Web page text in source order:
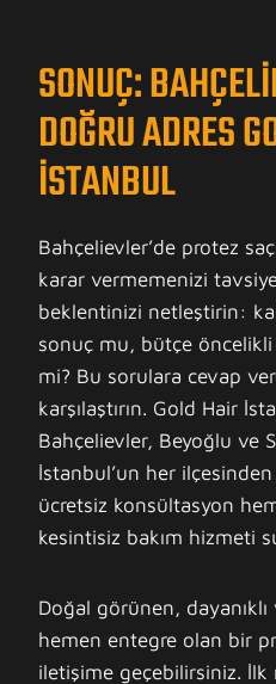
SONUÇ:
DOĞRU ADRES
İSTANBUL
Bahçelievler’de protez
karar vermemenizi
beklentinizi netleştirin:
sonuç mu, bütçe
mi? Bu sorulara cevap
karşılaştırın. Gold Hair
Bahçelievler, Beyoğlu ve
İstanbul’un her
ücretsiz konsültasyon
kesintisiz bakım hizmeti
Doğal görünen, dayanıklı
hemen entegre olan bir
iletişime geçebilirsiniz. İlk